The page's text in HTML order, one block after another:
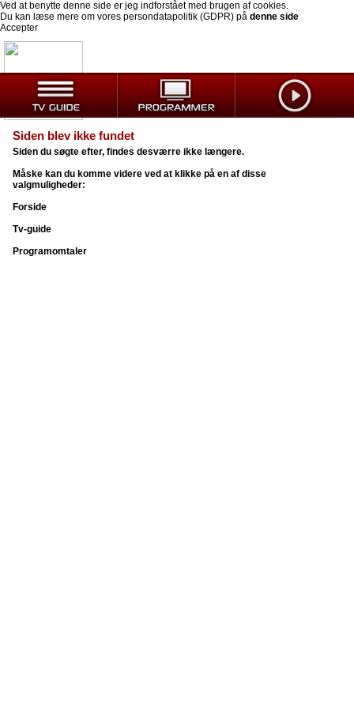
Ved at benytte denne side er jeg indforstået med brugen af cookies.
Du kan læse mere om vores persondatapolitik (GDPR) på denne side
Accepter
Siden blev ikke fundet
Siden du søgte efter, findes desværre ikke længere.
Måske kan du komme videre ved at klikke på en af disse
valgmuligheder:
Forside
Tv-guide
Programomtaler